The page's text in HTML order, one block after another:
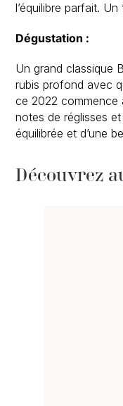
l’équilibre parfait.
Dégustation :
Un grand classique
rubis profond avec
ce 2022 commence
notes de réglisses
équilibrée et d’une
Découvrez